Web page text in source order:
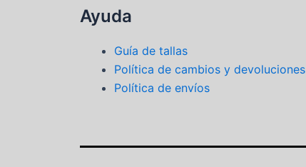
Ayuda
Guía de tallas
Política de cambios y devoluciones
Política de envíos